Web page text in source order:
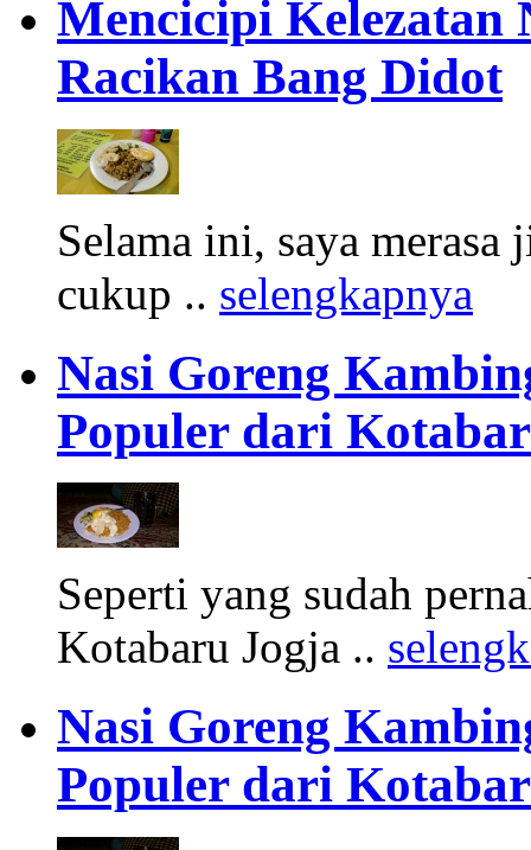
Mencicipi Kelezatan
Racikan Bang Didot
Selama ini, saya
cukup .. selengkapnya
Nasi Goreng
Populer dari
Seperti yang sudah
Kotabaru Jogja ..
Nasi Goreng
Populer dari